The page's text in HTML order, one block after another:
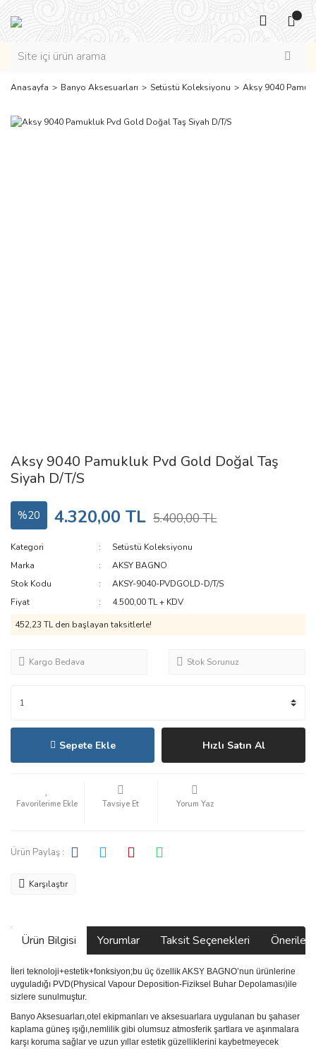
Anasayfa Banyo Aksesuarları Setüstü Koleksiyonu Aksy 9040
Aksy 9040 Pamukluk Pvd Gold Doğal Taş
Siyah D/T/S
%20 4.320,00 TL 5.400,00 TL
Kategori
Setüstü Koleksiyonu
Marka
AKSY BAGNO
Stok Kodu
AKSY-9040-PVDGOLD-D/T/S
Fiyat
4.500,00 TL + KDV
452,23 TL den başlayan taksitlerle!
Kargo Bedava Stok Sorunuz
Sepete Ekle Hızlı Satın Al
Tavsiye Et Yorum Yaz
Ürün Paylaş :
Karşılaştır
Ürün Bilgisi Yorumlar Taksit Seçenekleri
İleri teknoloji+estetik+fonksiyon;bu üç özellik AKSY BAGNO’nun ürünlerine
uyguladığı PVD(Physical Vapour Deposition-Fiziksel Buhar Depolaması)ile
sizlere sunulmuştur.
Banyo Aksesuarları,otel ekipmanları ve aksesuarlara uygulanan bu şahaser
kaplama güneş ışığı,nemlilik gibi olumsuz atmosferik şartlara ve aşınmalara
karşı koruma sağlar ve uzun yıllar estetik güzelliklerini kaybetmeyecek